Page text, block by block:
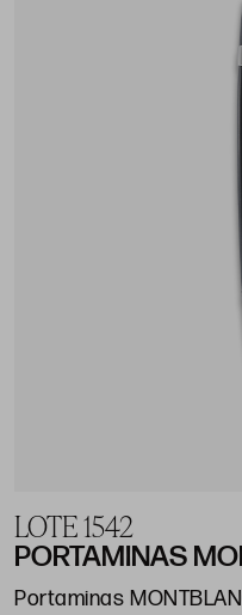
LOTE 1542
PORTAMINAS
Portaminas